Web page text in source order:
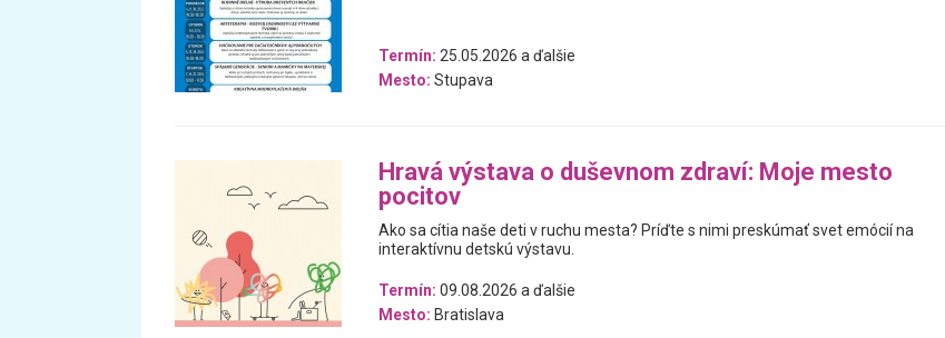
Termín: 25.05.2026 a ďalšie
Mesto: Stupava
Hravá výstava o duševnom zdraví: Moje mesto
pocitov
Ako sa cítia naše deti v ruchu mesta? Príďte s nimi preskúmať svet emócií na
interaktívnu detskú výstavu.
Termín: 09.08.2026 a ďalšie
Mesto: Bratislava